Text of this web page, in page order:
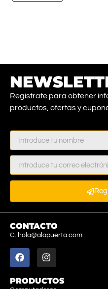
Registrate para obtener
productos, ofertas y
CONTACTO
C. hola@alapuerta.com
PRODUCTOS